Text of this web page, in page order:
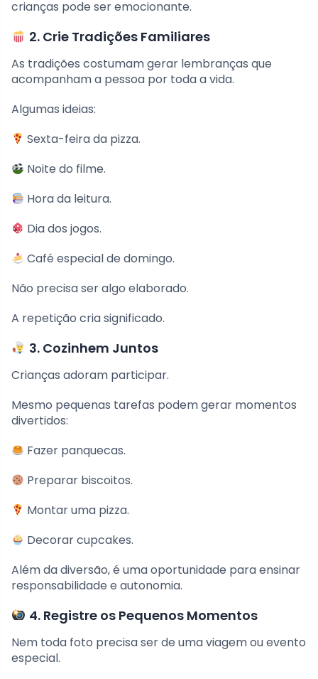
crianças pode ser emocionante.
2. Crie Tradições Familiares
As tradições costumam gerar lembranças que
acompanham a pessoa por toda a vida.
Algumas ideias:
Sexta-feira da pizza.
Noite do filme.
Hora da leitura.
Dia dos jogos.
Café especial de domingo.
Não precisa ser algo elaborado.
A repetição cria significado.
3. Cozinhem Juntos
Crianças adoram participar.
Mesmo pequenas tarefas podem gerar momentos
divertidos:
Fazer panquecas.
Preparar biscoitos.
Montar uma pizza.
Decorar cupcakes.
Além da diversão, é uma oportunidade para ensinar
responsabilidade e autonomia.
4. Registre os Pequenos Momentos
Nem toda foto precisa ser de uma viagem ou evento
especial.